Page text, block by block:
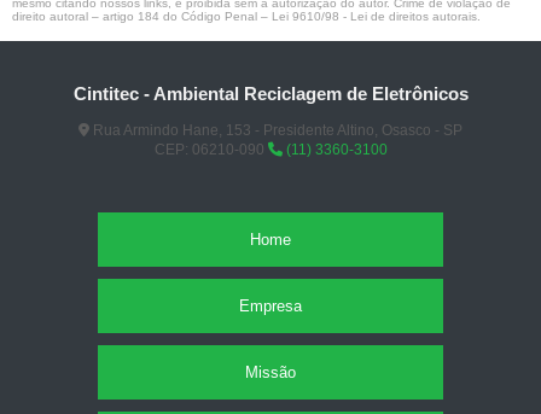
mesmo citando nossos links, é proibida sem a autorização do autor. Crime de violação de
direito autoral – artigo 184 do Código Penal – Lei 9610/98 - Lei de direitos autorais
Cintitec - Ambiental Reciclagem de Eletrônicos
Rua Armindo Hane, 153 - Presidente Altino, Osasco - SP
CEP: 06210-090
(11) 3360-3100
Home
Empresa
Missão